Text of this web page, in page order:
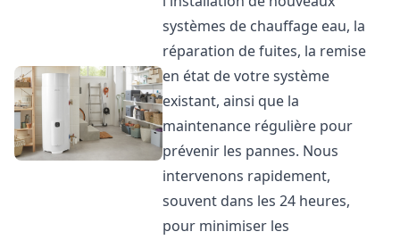
systèmes de chauffage eau, la
réparation de fuites, la remise
en état de votre système
existant, ainsi que la
maintenance régulière pour
prévenir les pannes. Nous
intervenons rapidement,
souvent dans les 24 heures,
pour minimiser les